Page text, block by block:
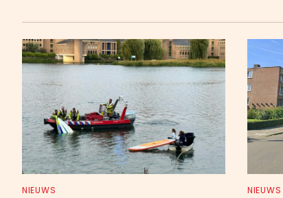
NIEUWS NIEUWS